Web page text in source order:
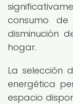
consumo
disminución
hogar.
La selección
energética
espacio